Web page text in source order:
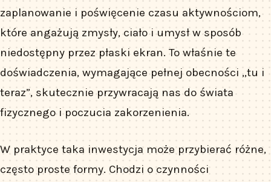
zaplanowanie i poświęcenie czasu aktywnościom,
które angażują zmysły, ciało i umysł w sposób
niedostępny przez płaski ekran. To właśnie te
doświadczenia, wymagające pełnej obecności „tu i
teraz”, skutecznie przywracają nas do świata
fizycznego i poczucia zakorzenienia.
W praktyce taka inwestycja może przybierać różne,
często proste formy. Chodzi o czynności